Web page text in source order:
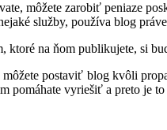
môžete zarobiť peniaze
služby, používa blog
na ňom publikujete, si
môžete postaviť blog kvôli
pomáhate vyriešiť a preto je